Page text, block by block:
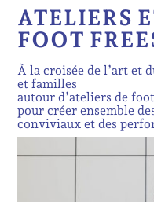
ATELIERS
FOOT
À la croisée de l’art et
et familles
autour d’ateliers de
pour créer ensemble
conviviaux et des